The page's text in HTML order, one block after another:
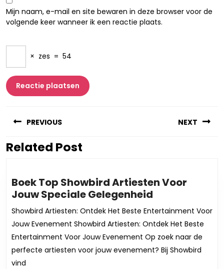
Mijn naam, e-mail en site bewaren in deze browser voor de
volgende keer wanneer ik een reactie plaats.
× zes = 54
PREVIOUS
Vorig
NEXT
Related Post
Boek Top Showbird Artiesten Voor
Jouw Speciale Gelegenheid
Top
Showbird
Artiesten
Voor
Jouw
Showbird Artiesten: Ontdek Het Beste Entertainment Voor
Jouw Evenement Showbird Artiesten: Ontdek Het Beste
Entertainment Voor Jouw Evenement Op zoek naar de
perfecte artiesten voor jouw evenement? Bij Showbird
vind